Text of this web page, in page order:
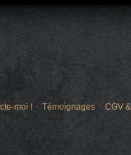
moi ! Témoignages CGV